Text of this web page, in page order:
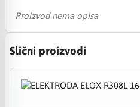
Proizvod nema opisa
Slični proizvodi